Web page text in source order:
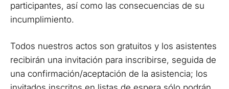
participantes, así como las consecuencias de su
incumplimiento.
Todos nuestros actos son gratuitos y los asistentes
recibirán una invitación para inscribirse, seguida de
una confirmación/aceptación de la asistencia; los